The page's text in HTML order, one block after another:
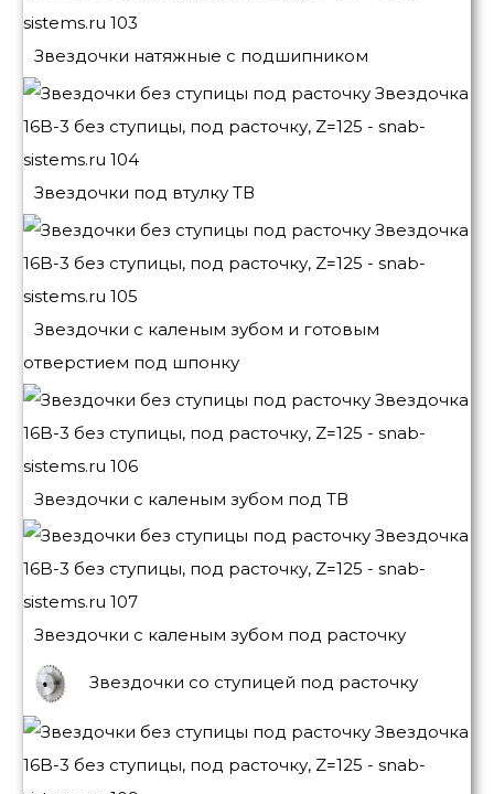
Звездочки натяжные с подшипником
Звездочки под втулку ТВ
Звездочки с каленым зубом и готовым
отверстием под шпонку
Звездочки с каленым зубом под ТВ
Звездочки с каленым зубом под расточку
Звездочки со ступицей под расточку